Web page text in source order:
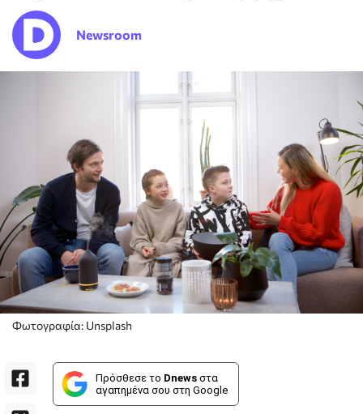
Newsroom
Φωτογραφία: Unsplash
Πρόσθεσε το Dnews στα
αγαπημένα σου στη Google